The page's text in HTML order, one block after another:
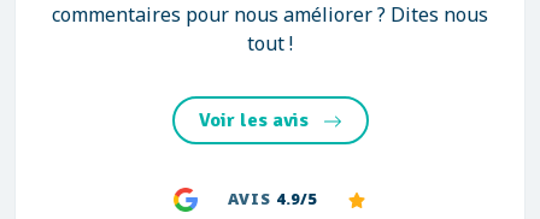
commentaires pour nous améliorer ? Dites nous
tout !
Voir les avis
AVIS 4.9/5